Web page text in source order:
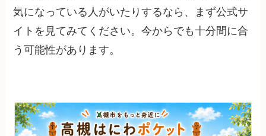
気になっている人がいたりするなら、まず公式サ
イトを見てみてください。今からでも十分間に合
う可能性があります。